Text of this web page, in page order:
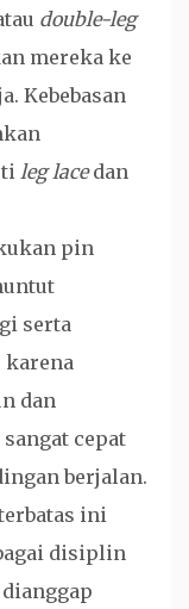
double-leg
mereka ke
Kebebasan
leg lacedan
pin
serta
karena
dan
cepat
berjalan.
ini
disiplin